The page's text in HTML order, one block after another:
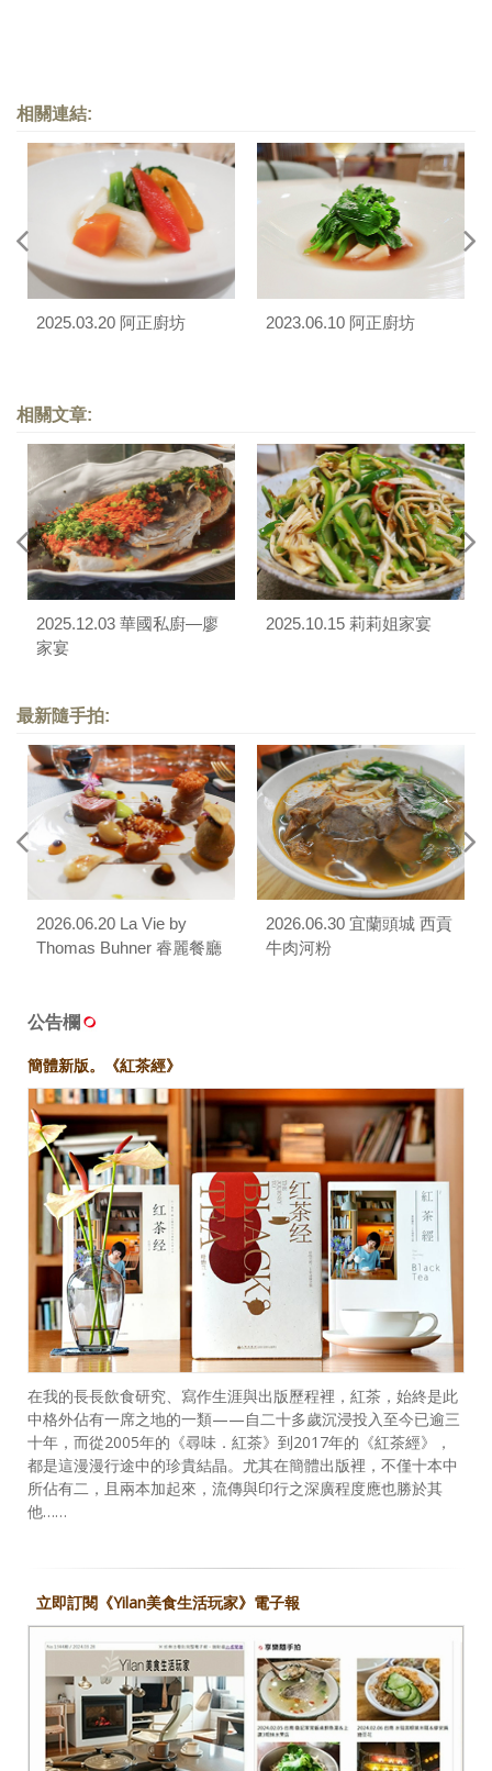
相關連結:
2025.03.20 阿正廚坊 2023.06.10 阿正廚坊
相關文章:
2025.12.03 華國私廚—廖
家宴
2025.10.15 莉莉姐家宴
最新隨手拍:
2026.06.20 La Vie by
Thomas Buhner 睿麗餐廳
2026.06.30 宜蘭頭城 西貢
牛肉河粉
公告欄
簡體新版。《紅茶經》
在我的長長飲食研究、寫作生涯與出版歷程裡，紅茶，始終是此
中格外佔有一席之地的一類——自二十多歲沉浸投入至今已逾三
十年，而從2005年的《尋味．紅茶》到2017年的《紅茶經》，
都是這漫漫行途中的珍貴結晶。尤其在簡體出版裡，不僅十本中
所佔有二，且兩本加起來，流傳與印行之深廣程度應也勝於其
他……
立即訂閱《Yilan美食生活玩家》電子報